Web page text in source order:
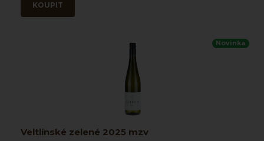
KOUPIT
Novinka
Veltlínské zelené 2025 mzv